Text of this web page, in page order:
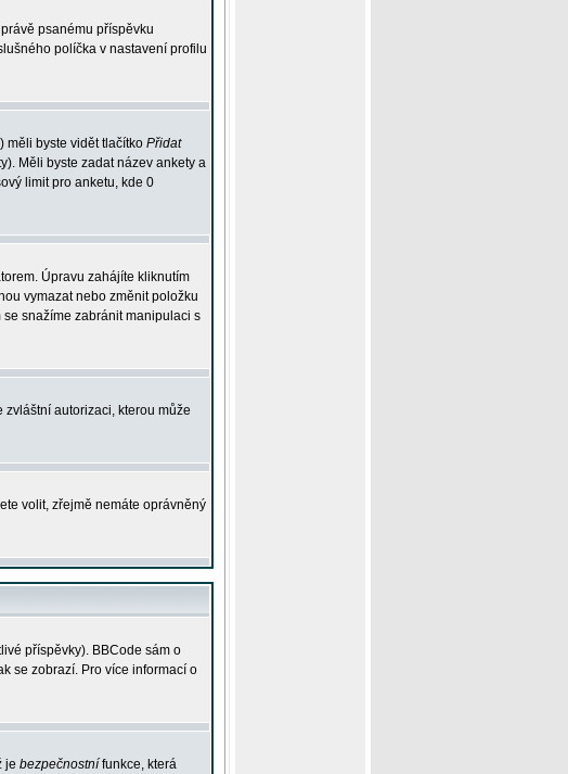
psanému příspěvku
políčka v nastavení profilu
měli byste vidět tlačítko Přidat
Měli byste zadat název ankety a
limit pro anketu, kde 0
Úpravu zahájíte kliknutím
vymazat nebo změnit položku
snažíme zabránit manipulaci s
autorizaci, kterou může
volit, zřejmě nemáte oprávněný
příspěvky). BBCode sám o
se zobrazí. Pro více informací o
je bezpečnostní funkce, která